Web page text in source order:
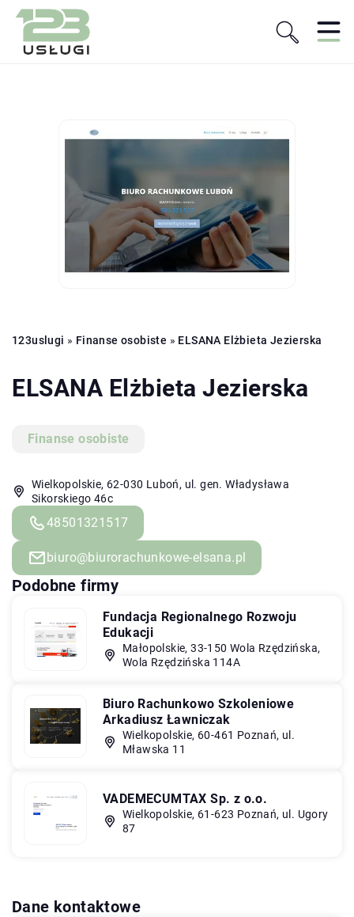
123uslugi » Finanse osobiste » ELSANA Elżbieta Jezierska
ELSANA Elżbieta Jezierska
Finanse osobiste
Wielkopolskie, 62-030 Luboń, ul. gen. Władysława
Sikorskiego 46c
48501321517
biuro@biurorachunkowe-elsana.pl
Podobne firmy
Fundacja Regionalnego Rozwoju
Edukacji
Małopolskie, 33-150 Wola Rzędzińska,
Wola Rzędzińska 114A
Biuro Rachunkowo Szkoleniowe
Arkadiusz Ławniczak
Wielkopolskie, 60-461 Poznań, ul.
Mławska 11
VADEMECUMTAX Sp. z o.o.
Wielkopolskie, 61-623 Poznań, ul. Ugory
87
Dane kontaktowe